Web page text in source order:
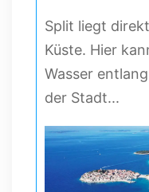
Split liegt
Küste. Hier
Wasser
der Stadt...